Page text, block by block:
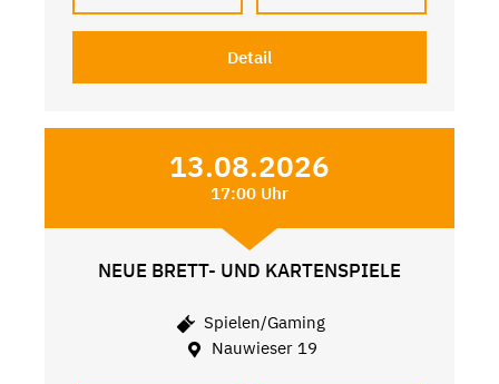
Detail
13.08.2026
17:00 Uhr
NEUE BRETT- UND KARTENSPIELE
Spielen/Gaming
Nauwieser 19